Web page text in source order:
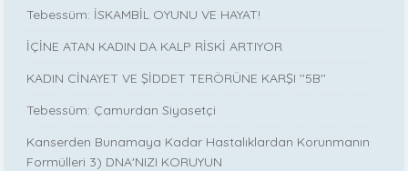
Tebessüm: İSKAMBİL OYUNU VE HAYAT!
İÇİNE ATAN KADIN DA KALP RİSKİ ARTIYOR
KADIN CİNAYET VE ŞİDDET TERÖRÜNE KARŞI ''5B''
Tebessüm: Çamurdan Siyasetçi
Kanserden Bunamaya Kadar Hastalıklardan Korunmanın
Formülleri 3) DNA'NIZI KORUYUN